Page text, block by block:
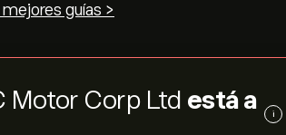
mejores guías >
Motor Corp Ltd está a
i